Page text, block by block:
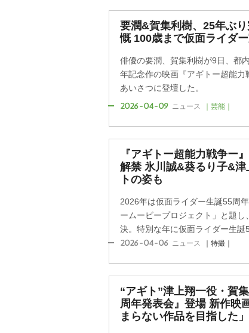
要潤&賀集利樹、25年ぶ
慨 100歳まで仮面ライダ
俳優の要潤、賀集利樹が9日、都
年記念作の映画『アギトー超能
あいさつに登壇した。
2026-04-09 ニュース ｜芸能｜
『アギトー超能力戦争ー
解禁 氷川誠&葵るり子&
トの姿も
2026年は仮面ライダー生誕55周
ームービープロジェクト」と題
決。特別な年に仮面ライダー生誕
2026-04-06 ニュース ｜特撮｜
“アギト”津上翔一役・賀
周年発表会』登場 新作映
まらない作品を目指した」